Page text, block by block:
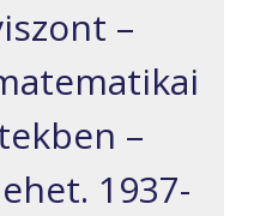
–
–
1937-